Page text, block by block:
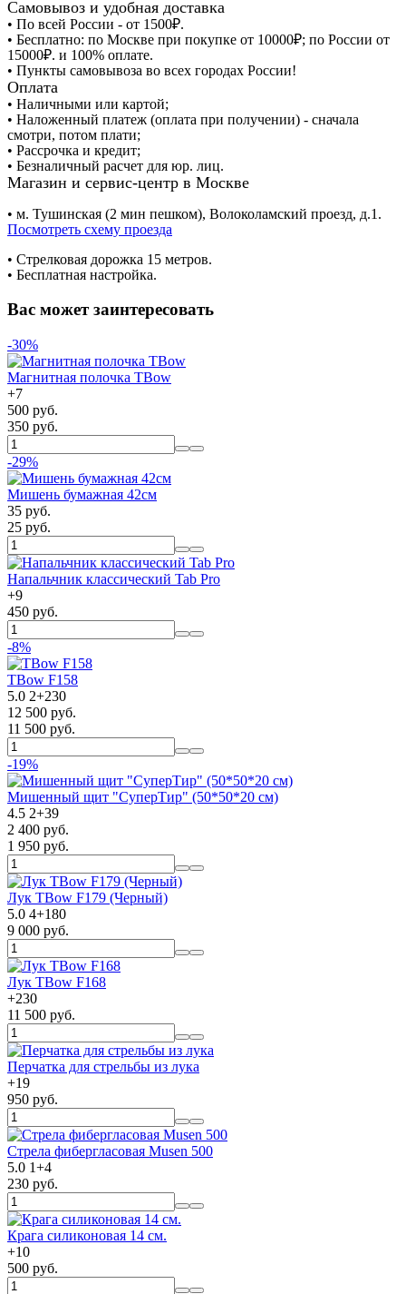
Самовывоз и удобная доставка
• По всей России - от 1500₽.
• Бесплатно: по Москве при покупке от 10000₽; по России от
15000₽. и 100% оплате.
• Пункты самовывоза во всех городах России!
Оплата
• Наличными или картой;
• Наложенный платеж (оплата при получении) - сначала
смотри, потом плати;
• Рассрочка и кредит;
• Безналичный расчет для юр. лиц.
Магазин и сервис-центр в Москве
• м. Тушинская (2 мин пешком), Волоколамский проезд, д.1.
Посмотреть схему проезда
• Cтрелковая дорожка 15 метров.
• Бесплатная настройка.
Вас может заинтересовать
-30%
Магнитная полочка TBow
+7
500 руб.
350 руб.
-29%
Мишень бумажная 42см
35 руб.
25 руб.
Напальчник классический Tab Pro
+9
450 руб.
-8%
TBow F158
5.0 2+230
12 500 руб.
11 500 руб.
-19%
Мишенный щит "СуперТир" (50*50*20 см)
4.5 2+39
2 400 руб.
1 950 руб.
Лук TBow F179 (Черный)
5.0 4+180
9 000 руб.
Лук TBow F168
+230
11 500 руб.
Перчатка для стрельбы из лука
+19
950 руб.
Стрела фибергласовая Musen 500
5.0 1+4
230 руб.
Крага силиконовая 14 см.
+10
500 руб.